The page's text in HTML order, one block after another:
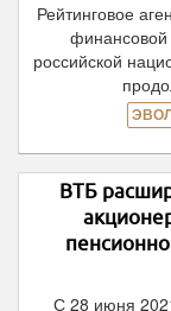
Рейтинговое
российской
ВТБ
С 28 июня